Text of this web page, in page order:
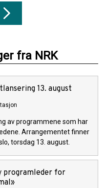
fra NRK
13. august
av programmene som har
Arrangementet finner
torsdag 13. august.
programleder for